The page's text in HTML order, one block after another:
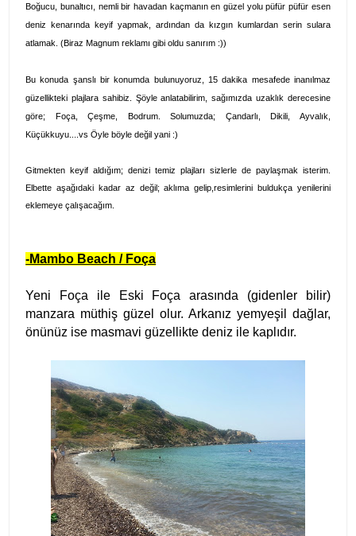
Boğucu, bunaltıcı, nemli bir havadan kaçmanın en güzel yolu püfür püfür esen
deniz kenarında keyif yapmak, ardından da kızgın kumlardan serin sulara
atlamak. (Biraz Magnum reklamı gibi oldu sanırım :))
Bu konuda şanslı bir konumda bulunuyoruz, 15 dakika mesafede inanılmaz
güzellikteki plajlara sahibiz. Şöyle anlatabilirim, sağımızda uzaklık derecesine
göre; Foça, Çeşme, Bodrum. Solumuzda; Çandarlı, Dikili, Ayvalık,
Küçükkuyu....vs Öyle böyle değil yani :)
Gitmekten keyif aldığım; denizi temiz plajları sizlerle de paylaşmak isterim.
Elbette aşağıdaki kadar az değil; aklıma gelip,resimlerini buldukça yenilerini
eklemeye çalışacağım.
-Mambo Beach / Foça
Yeni Foça ile Eski Foça arasında (gidenler bilir)
manzara müthiş güzel olur. Arkanız yemyeşil dağlar,
önünüz ise masmavi güzellikte deniz ile kaplıdır.